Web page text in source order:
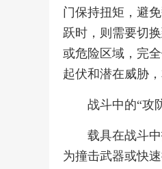
门保持扭矩，避
跃时，则需要切
或危险区域，完
起伏和潜在威胁
战斗中的“攻
载具在战斗
为撞击武器或快